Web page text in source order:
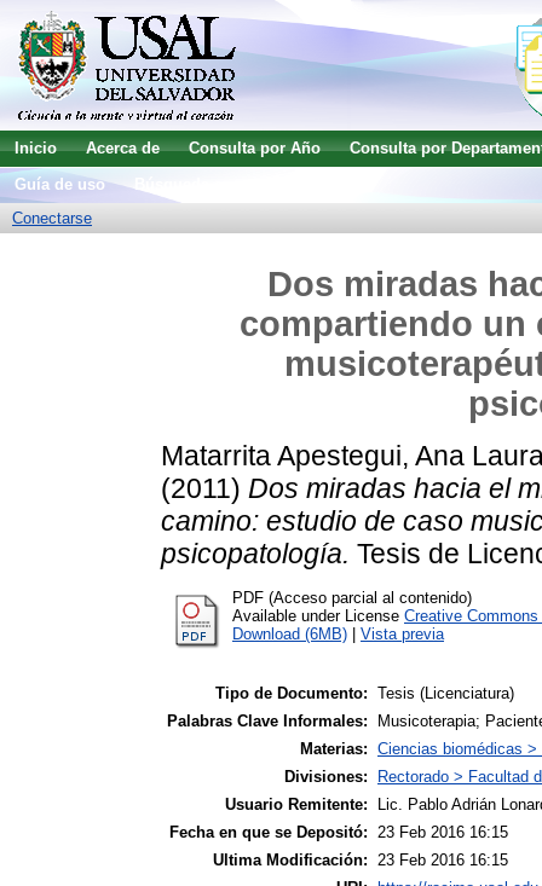
Inicio Acerca de Consulta por Año
Consulta por
Guía de uso
Conectarse
Dos miradas
compartiendo un
Matarrita Apestegui, Ana
(2011) Dos miradas hacia el
camino: estudio de caso
psicopatología. Tesis de
PDF (Acceso parcial al contenido)
Available under License Creative
Download (6MB)
Vista previa
Tipo de Documento: Tesis (Licenciatura)
Palabras Clave Informales:
Musicoterapia;
Materias: Ciencias biomédicas
Divisiones:
Rectorado > Facultad
Usuario Remitente:
Lic. Pablo Adrián
Fecha en que se Depositó: 23 Feb 2016 16:15
Ultima Modificación: 23 Feb 2016 16:15